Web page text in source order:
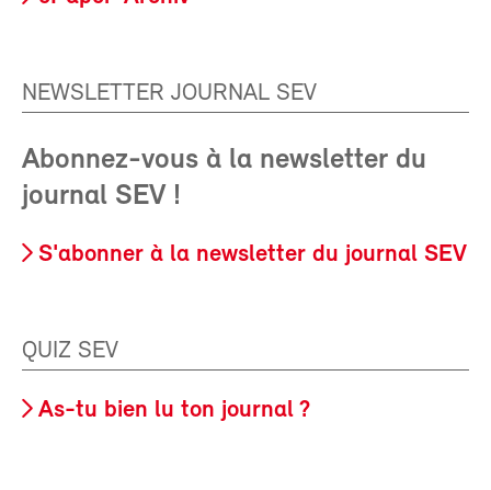
NEWSLETTER JOURNAL SEV
Abonnez-vous à la newsletter du
journal SEV !
S'abonner à la newsletter du journal SEV
QUIZ SEV
As-tu bien lu ton journal ?